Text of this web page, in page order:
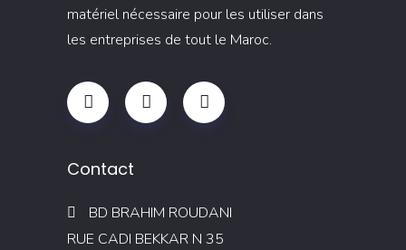
matériel nécessaire pour les utiliser dans
les entreprises de tout le Maroc.
Contact
BD BRAHIM ROUDANI
RUE CADI BEKKAR N 35